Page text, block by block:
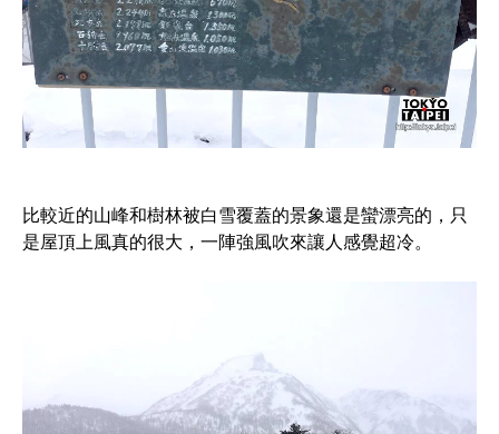
比較近的山峰和樹林被白雪覆蓋的景象還是蠻漂亮的，只
是屋頂上風真的很大，一陣強風吹來讓人感覺超冷。